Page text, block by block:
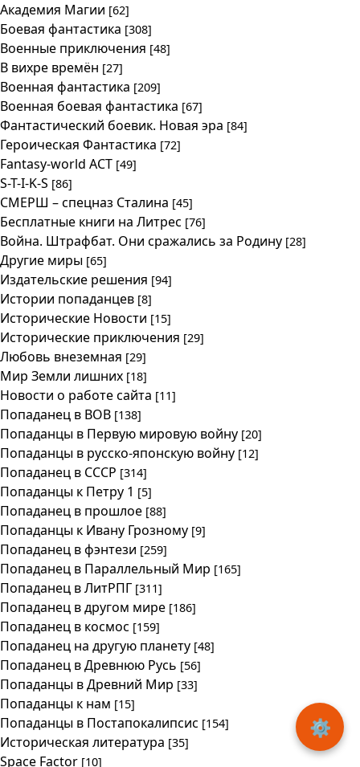
⚙️
Академия Магии [62]
Боевая фантастика [308]
Военные приключения [48]
В вихре времён [27]
Военная фантастика [209]
Военная боевая фантастика [67]
Фантастический боевик. Новая эра [84]
Героическая Фантастика [72]
Fantasy-world АСТ [49]
S-T-I-K-S [86]
СМЕРШ – спецназ Сталина [45]
Бесплатные книги на Литрес [76]
Война. Штрафбат. Они сражались за Родину [28]
Другие миры [65]
Издательские решения [94]
Истории попаданцев [8]
Исторические Новости [15]
Исторические приключения [29]
Любовь внеземная [29]
Мир Земли лишних [18]
Новости о работе сайта [11]
Попаданец в ВОВ [138]
Попаданцы в Первую мировую войну [20]
Попаданцы в русско-японскую войну [12]
Попаданец в СССР [314]
Попаданцы к Петру 1 [5]
Попаданец в прошлое [88]
Попаданцы к Ивану Грозному [9]
Попаданец в фэнтези [259]
Попаданец в Параллельный Мир [165]
Попаданец в ЛитРПГ [311]
Попаданец в другом мире [186]
Попаданец в космос [159]
Попаданец на другую планету [48]
Попаданец в Древнюю Русь [56]
Попаданцы в Древний Мир [33]
Попаданцы к нам [15]
Попаданцы в Постапокалипсис [154]
Историческая литература [35]
Space Factor [10]